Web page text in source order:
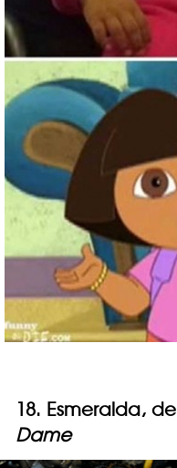
18. Esmeralda, de
Dame